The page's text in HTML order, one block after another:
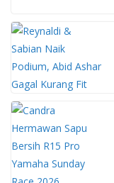
e
b
o
o
k